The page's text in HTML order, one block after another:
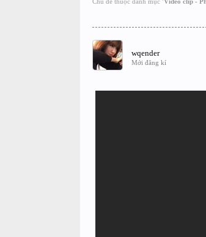
wqender
Mới đăng kí